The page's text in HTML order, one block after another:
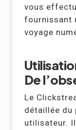
vous
fournissant
voyage
De
Le
détaillée du
utilisateur.